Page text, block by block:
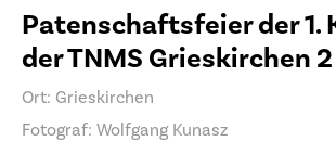
Patenschaftsfeier der 1.
der TNMS Grieskirchen 2
Ort: Grieskirchen
Fotograf: Wolfgang Kunasz